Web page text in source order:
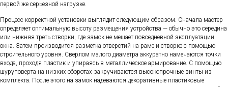
первой же серьезной нагрузке.
Процесс корректной установки выглядит следующим образом. Сначала мастер
определяет оптимальную высоту размещения устройства — обычно это середина
или нижняя треть створки, где замок не мешает повседневной эксплуатации
окна. Затем производится разметка отверстий на раме и створке с помощью
строительного уровня. Сверлом малого диаметра аккуратно намечаются точки
входа, проходя пластик и упираясь в металлическое армирование. С помощью
шуруповерта на низких оборотах закручиваются высокопрочные винты из
комплекта. После этого на замок надеваются декоративные пластиковые